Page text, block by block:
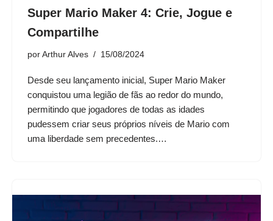
Super Mario Maker 4: Crie, Jogue e
Compartilhe
por Arthur Alves 15/08/2024
Desde seu lançamento inicial, Super Mario Maker
conquistou uma legião de fãs ao redor do mundo,
permitindo que jogadores de todas as idades
pudessem criar seus próprios níveis de Mario com
uma liberdade sem precedentes.…